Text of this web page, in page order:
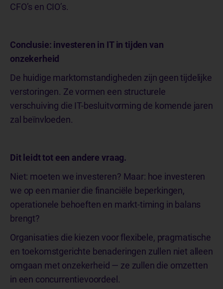
CFO’s en CIO’s.
Conclusie: investeren in IT in tijden van
onzekerheid
De huidige marktomstandigheden zijn geen tijdelijke
verstoringen. Ze vormen een structurele
verschuiving die IT-besluitvorming de komende jaren
zal beïnvloeden.
Dit leidt tot een andere vraag.
Niet: moeten we investeren? Maar: hoe investeren
we op een manier die financiële beperkingen,
operationele behoeften en markt-timing in balans
brengt?
Organisaties die kiezen voor flexibele, pragmatische
en toekomstgerichte benaderingen zullen niet alleen
omgaan met onzekerheid — ze zullen die omzetten
in een concurrentievoordeel.